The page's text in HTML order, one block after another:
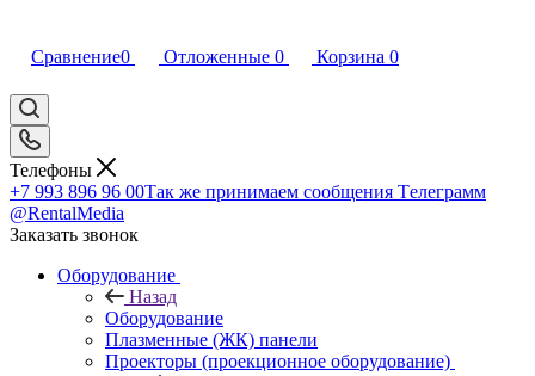
Сравнение0 Отложенные 0 Корзина 0
Телефоны
+7 993 896 96 00Так же принимаем сообщения Tелеграмм
@RentalMedia
Заказать звонок
Оборудование
Назад
Оборудование
Плазменные (ЖК) панели
Проекторы (проекционное оборудование)